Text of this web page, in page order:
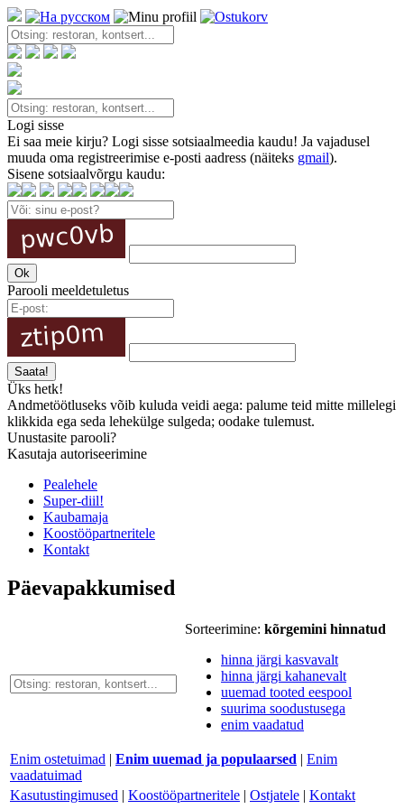
Logi sisse
Ei saa meie kirju? Logi sisse sotsiaalmeedia kaudu! Ja vajadusel
muuda oma registreerimise e-posti aadress (näiteks gmail).
Sisene sotsiaalvõrgu kaudu:
Parooli meeldetuletus
Üks hetk!
Andmetöötluseks võib kuluda veidi aega: palume teid mitte millelegi
klikkida ega seda lehekülge sulgeda; oodake tulemust.
Unustasite parooli?
Kasutaja autoriseerimine
Pealehele
Super-diil!
Kaubamaja
Koostööpartneritele
Kontakt
Päevapakkumised
Sorteerimine: kõrgemini hinnatud
hinna järgi kasvavalt
hinna järgi kahanevalt
uuemad tooted eespool
suurima soodustusega
enim vaadatud
Enim ostetuimad | Enim uuemad ja populaarsed | Enim
vaadatuimad
Kasutustingimused | Koostööpartneritele | Ostjatele | Kontakt